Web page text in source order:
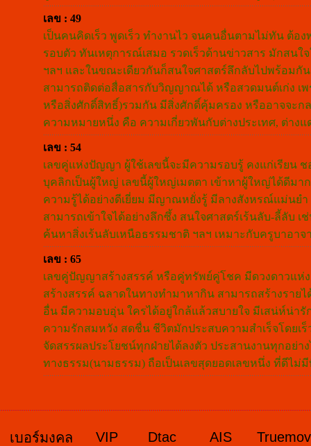
เลข : 49
เป็นคนคิดเร็ว พูดเร็ว ทำงานไว จนคนอื่นตามไม่ทัน ต้
รอบตัว ทันเหตุการณ์เสมอ รวดเร็วด้านข่าวสาร มักสน
ฯลฯ และในขณะเดียวกันก็สนใจศาสตร์ลึกลับไปพร้อมกั
สามารถติดต่อสื่อสารกับวิญญาณได้ หรือสวดมนต์เก่ง เ
หรือสิ่งศักดิ์สิทธิ์)รวมกัน มีสิ่งศักดิ์คุ้มครอง หรืออาจจะก
ความหมายหนึ่ง คือ ความเกี่ยวพันกับต่างประเทศ, ต่างแ
เลข : 54
เลขคู่แห่งปัญญา ผู้ใช้เลขนี้จะมีความรอบรู้ คงแก่เรียน
บุคลิกเป็นผู้ใหญ่ เลขนี้ผู้ใหญ่เมตตา เข้าหาผู้ใหญ่ได้ดีมา
ความรู้ได้อย่างดีเยี่ยม มีญาณหยั่งรู้ มีลางสังหรณ์แม่นย
สามารถเข้าใจได้อย่างลึกซึ้ง สนใจศาสตร์เร้นลับ-ลี้ลับ
ค้นหาสิ่งเร้นลับเหนือธรรมชาติ ฯลฯ เหมาะกับครูบาอา
เลข : 65
เลขคู่ปัญญาสร้างสรรค์ หรือคู่ทรัพย์คู่โชค มีดวงดาวแห่
สร้างสรรค์ ฉลาดในทางทำมาหากิน สามารถสร้างรา
อื่น มีความอบอุ่น ใครได้อยู่ใกล้แล้วสบายใจ มีเสน่ห์น่า
ความรักสมหวัง สดชื่น ชีวิตมักประสบความสำเร็จโดยเ
จัดสรรผลประโยชน์ทุกฝ่ายได้ลงตัว ประสานงานทุกอย่า
ทางธรรม(นามธรรม) ถือเป็นเลขสุดยอดเลขหนึ่ง ที่ดีไม่
เบอร์มงคล VIP Dtac AIS